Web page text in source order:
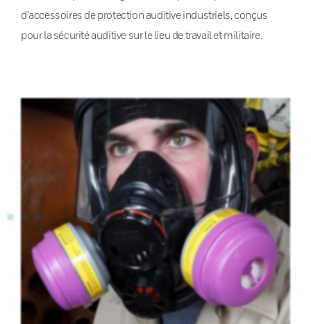
d’accessoires de protection auditive industriels, conçus
pour la sécurité auditive sur le lieu de travail et militaire.